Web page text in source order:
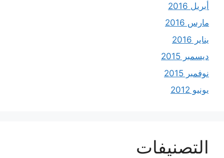
أبريل 2016
مارس 2016
يناير 2016
ديسمبر 2015
نوفمبر 2015
يونيو 2012
التصنيفات